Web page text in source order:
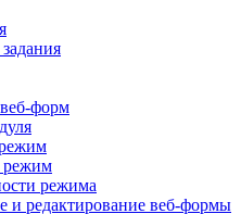
форм
режим
режима
и редактирование веб-формы